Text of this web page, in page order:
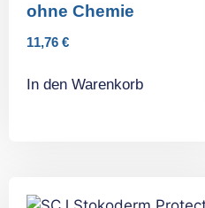
ohne Chemie
11,76 €
In den Warenkorb